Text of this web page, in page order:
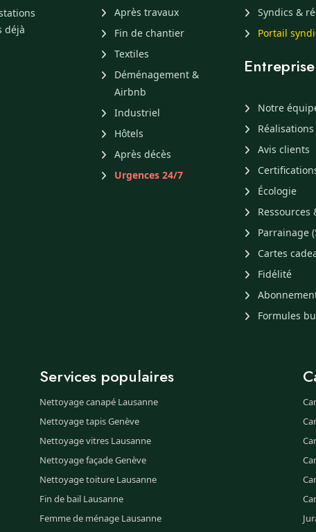
déjà
Après travaux
Fin de chantier
Textiles
Déménagement &
Airbnb
Industriel
Hôtels
Après décès
Urgences 24/7
Syndics &
Portail
Entreprise
Notre
Réalisations
Avis clients
Écologie
Ressources
Parrainage
Cartes
Fidélité
Formules
Services populaires
Nettoyage canapé Lausanne
Nettoyage tapis Genève
Nettoyage vitres Lausanne
Nettoyage façade Genève
Nettoyage toiture Lausanne
Fin de bail Lausanne
Femme de ménage Lausanne